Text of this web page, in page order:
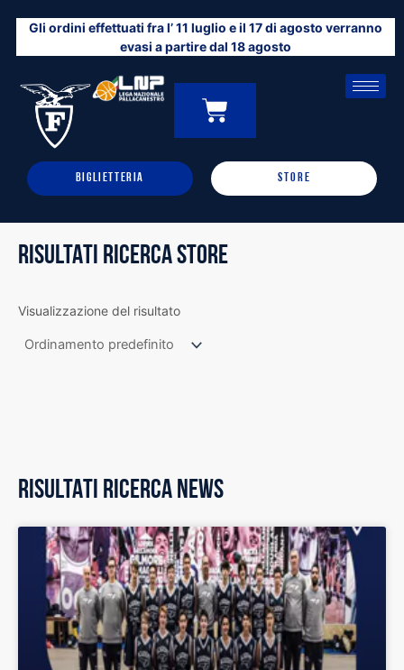
contenuto
Gli ordini effettuati fra l’ 11 luglio e il 17 di agosto verranno
evasi a partire dal 18 agosto
0
CARRELLO
BIGLIETTERIA STORE
RISULTATI RICERCA STORE
Visualizzazione del risultato
RISULTATI RICERCA NEWS